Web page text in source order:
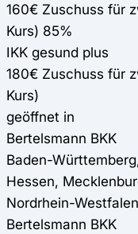
160€ Zuschuss für
Kurs) 85%
IKK gesund plus
180€ Zuschuss für
Kurs)
geöffnet in
Bertelsmann BKK
Baden-
Hessen,
Nordrhein-
Bertelsmann BKK